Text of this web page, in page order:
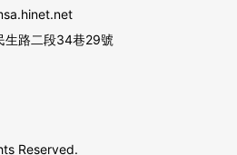
生路二段34巷29號
Reserved.